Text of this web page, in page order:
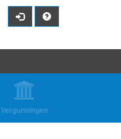
Vergunningen